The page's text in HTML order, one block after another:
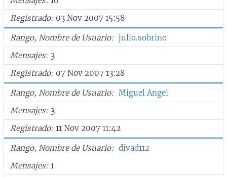
Registrado 03 Nov 2007 15:58
Rango, Nombre de Usuario
julio.sobrino
Mensajes 3
Registrado 07 Nov 2007 13:28
Rango, Nombre de Usuario
Miguel Angel
Mensajes 3
Registrado 11 Nov 2007 11:42
Rango, Nombre de Usuario
divad112
Mensajes 1